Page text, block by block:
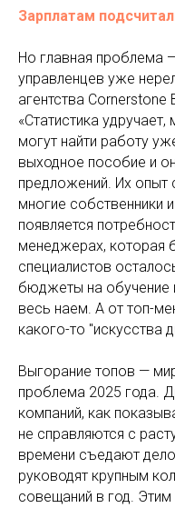
Зарплатам
Но главная проблема
управленцев уже
агентства
«Статистика
могут найти работу
выходное пособие и
предложений. Их опыт
многие собственники
появляется
менеджерах, которая
специалистов
бюджеты на обучение
весь наем. А от топ-
какого-то "искусства
Выгорание топов —
проблема 2025 года.
компаний, как
не справляются с
времени съедают
руководят крупным
совещаний в год.